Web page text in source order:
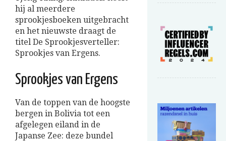
hij al meerdere
sprookjesboeken uitgebracht
en het nieuwste draagt de
titel De Sprookjesverteller:
Sprookjes van Ergens.
Sprookjes van Ergens
Van de toppen van de hoogste
bergen in Bolivia tot een
afgelegen eiland in de
Japanse Zee: deze bundel